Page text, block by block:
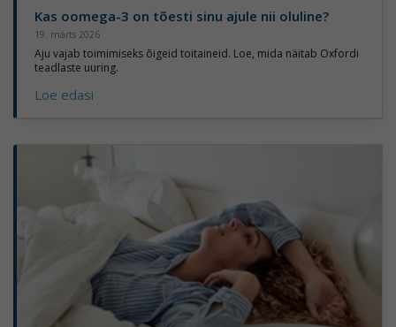
Kas oomega-3 on tõesti sinu ajule nii oluline?
19. märts 2026
Aju vajab toimimiseks õigeid toitaineid. Loe, mida näitab Oxfordi
teadlaste uuring.
Loe edasi